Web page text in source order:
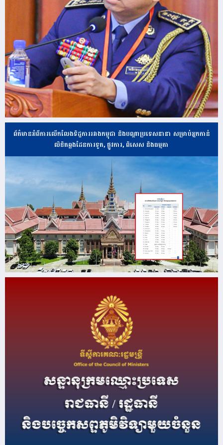
ព័ត៌មានអំពីការលើកលែងទិដ្ឋការរវាងកម្ពុជា និងបណ្ដាប្រទេសនានា សម្រាប់អ្នកកាន់
លិខិតឆ្លងដែនការទូត, ផ្លូវការ, ពិសេស និងធម្មតា